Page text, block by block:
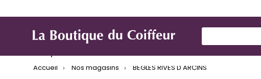
Marques Produit de coiffure Matériel de
Accueil
Nos magasins BEGLES RIVES D'ARCINS